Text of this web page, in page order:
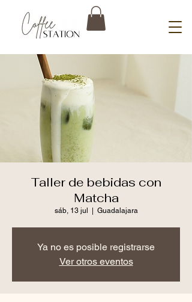
Taller de bebidas con
Matcha
sáb, 13 jul Guadalajara
Ya no es posible registrarse
Ver otros eventos